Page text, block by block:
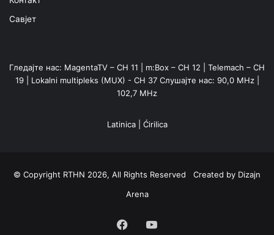
Савјет
Гледајте нас: MagentaTV – CH 11 | m:Box – CH 12 | Telemach – CH
19 | Lokalni multipleks (MUX) - CH 37 Слушајте нас: 90,0 MHz |
102,7 MHz
Latinica| Ćirilica
© Copyright RTHN 2026, All Rights Reserved Created by Dizajn
Arena
Facebook